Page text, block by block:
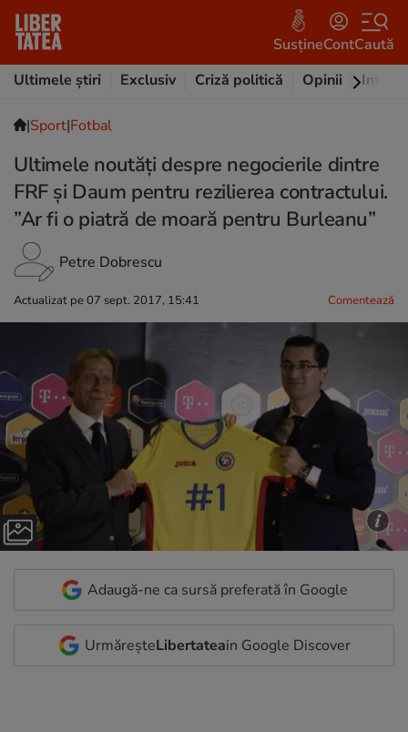
SusțineContCaută
Ultimele știri
Exclusiv Criză politică Opinii
|Sport|Fotbal
Ultimele noutăți despre negocierile dintre
FRF și Daum pentru rezilierea contractului.
”Ar fi o piatră de moară pentru Burleanu”
Petre Dobrescu
Actualizat pe 07 sept. 2017, 15:41 Comentează
Adaugă-ne ca sursă preferată în Google
UrmăreșteLibertateain Google Discover